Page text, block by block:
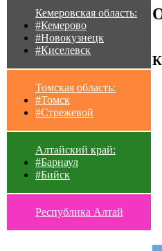
Кемеровская область:
#Кемерово
#Новокузнецк
#Киселевск
Томская область:
#Томск
#Стрежевой
Алтайский край:
#Барнаул
#Бийск
Республика Алтай